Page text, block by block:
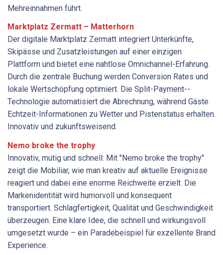
Mehreinnahmen führt.
Marktplatz Zermatt – Matterhorn
Der digitale Marktplatz Zermatt integriert Unterkünfte,
Skipässe und Zusatzleistungen auf einer einzigen
Plattform und bietet eine nahtlose Omnichannel-Erfahrung.
Durch die zentrale Buchung werden Conversion Rates und
lokale Wertschöpfung optimiert. Die Split-Payment-­
Technologie automatisiert die Abrechnung, während Gäste
Echtzeit-Informationen zu Wetter und Pisten­status erhalten.
Innovativ und zukunftsweisend.
Nemo broke the trophy
Innovativ, mutig und schnell: Mit "Nemo broke the ­trophy"
zeigt die Mobiliar, wie man kreativ auf aktuelle Ereignisse
reagiert und dabei eine enorme Reichweite erzielt. Die
Markenidentität wird humorvoll und konsequent
transportiert. Schlagfertigkeit, Qualität und Geschwindigkeit
überzeugen. Eine klare Idee, die schnell und wirkungsvoll
umgesetzt wurde – ein Paradebeispiel für exzellente Brand
Experience.